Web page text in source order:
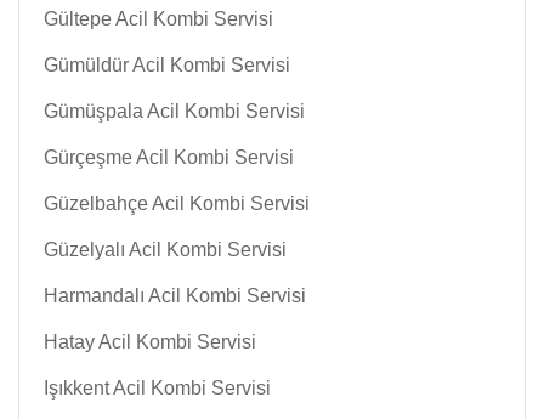
Gültepe Acil Kombi Servisi
Gümüldür Acil Kombi Servisi
Gümüşpala Acil Kombi Servisi
Gürçeşme Acil Kombi Servisi
Güzelbahçe Acil Kombi Servisi
Güzelyalı Acil Kombi Servisi
Harmandalı Acil Kombi Servisi
Hatay Acil Kombi Servisi
Işıkkent Acil Kombi Servisi